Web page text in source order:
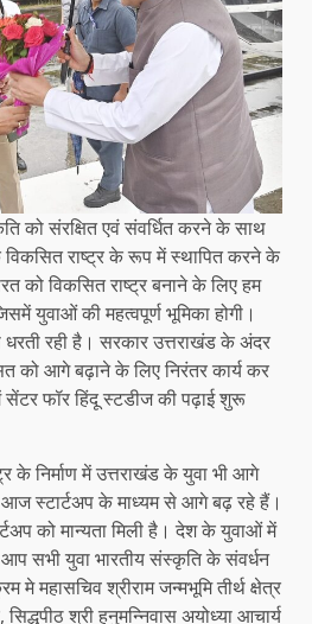
को संरक्षित एवं संवर्धित करने के साथ
राष्ट्र के रूप में स्थापित करने के
को विकसित राष्ट्र बनाने के लिए हम
युवाओं की महत्वपूर्ण भूमिका होगी।
धरती रही है। सरकार उत्तराखंड के अंदर
को आगे बढ़ाने के लिए निरंतर कार्य कर
सेंटर फॉर हिंदू स्टडीज की पढ़ाई शुरू
के निर्माण में उत्तराखंड के युवा भी आगे
स्टार्टअप के माध्यम से आगे बढ़ रहे हैं।
को मान्यता मिली है। देश के युवाओं में
आप सभी युवा भारतीय संस्कृति के संवर्धन
मे महासचिव श्रीराम जन्मभूमि तीर्थ क्षेत्र
श्री हनुमन्निवास अयोध्या आचार्य